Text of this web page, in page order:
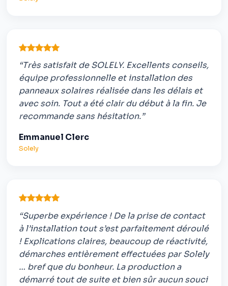
“Très satisfait de SOLELY. Excellents conseils,
équipe professionnelle et installation des
panneaux solaires réalisée dans les délais et
avec soin. Tout a été clair du début à la fin. Je
recommande sans hésitation.”
Emmanuel Clerc
Solely
“Superbe expérience ! De la prise de contact
à l’installation tout s’est parfaitement déroulé
! Explications claires, beaucoup de réactivité,
démarches entièrement effectuées par Solely
… bref que du bonheur. La production a
démarré tout de suite et bien sûr aucun souci